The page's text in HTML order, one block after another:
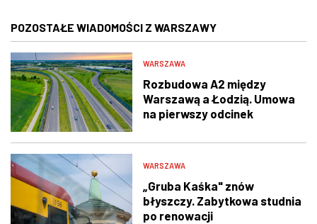
POZOSTAŁE WIADOMOŚCI Z WARSZAWY
WARSZAWA
Rozbudowa A2 między
Warszawą a Łodzią. Umowa
na pierwszy odcinek
WARSZAWA
„Gruba Kaśka" znów
błyszczy. Zabytkowa studnia
po renowacji